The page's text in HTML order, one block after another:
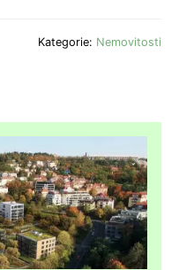
Kategorie: Nemovitosti